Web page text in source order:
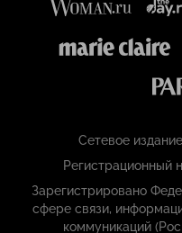
Сетевое
Зарегистрировано
сфере связи,
коммуникаций